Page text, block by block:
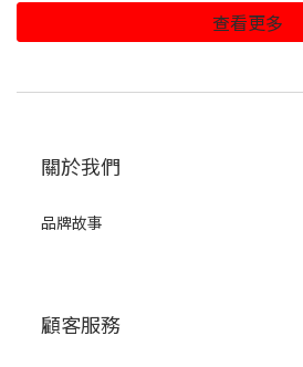
查看更多
關於我們
品牌故事
顧客服務